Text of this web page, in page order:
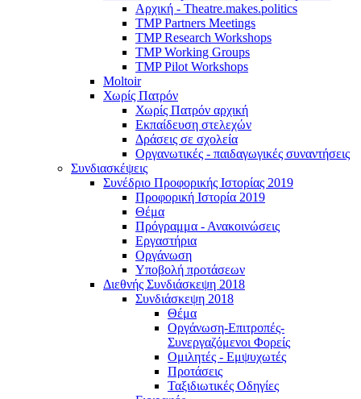
Αρχική - Theatre.makes.politics
TMP Partners Meetings
TMP Research Workshops
TMP Working Groups
TMP Pilot Workshops
Moltoir
Χωρίς Πατρόν
Χωρίς Πατρόν αρχική
Εκπαίδευση στελεχών
Δράσεις σε σχολεία
Οργανωτικές - παιδαγωγικές συναντήσεις
Συνδιασκέψεις
Συνέδριο Προφορικής Ιστορίας 2019
Προφορική Ιστορία 2019
Θέμα
Πρόγραμμα - Ανακοινώσεις
Εργαστήρια
Οργάνωση
Υποβολή προτάσεων
Διεθνής Συνδιάσκεψη 2018
Συνδιάσκεψη 2018
Θέμα
Οργάνωση-Επιτροπές-
Συνεργαζόμενοι Φορείς
Ομιλητές - Εμψυχωτές
Προτάσεις
Ταξιδιωτικές Οδηγίες